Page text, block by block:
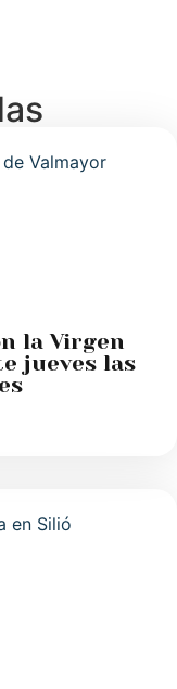
la Virgen
jueves las